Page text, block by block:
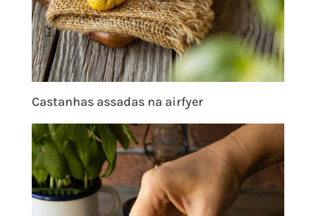
Castanhas assadas na airfyer